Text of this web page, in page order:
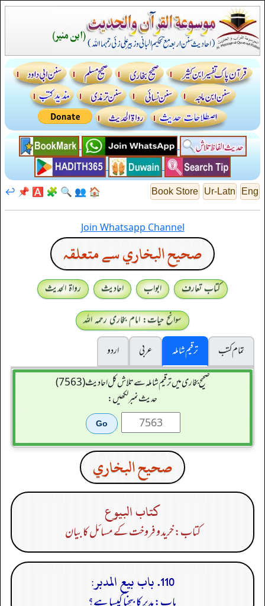
Eng
Ur-Latn
Book Store
🏠
👥
🔍
🧩
🅰️
📌
↩️
Join Whatsapp Channel
صحيح البخاري سے متعلقہ
کتاب تعارف ابواب احادیث
رواۃ الحدیث
سوانح حیات: امام بخاری رحمہ اللہ
تمام کتب
ترقیم شاملہ عربی
اردو
صحیح بخاری میں ترقیم شاملہ سے تلاش کل احادیث (7563)
حدیث نمبر لکھیں:
صحيح البخاري
كتاب البيوع
کتاب: خرید و فروخت کے مسائل کا بیان
110. باب بيع المدبر: